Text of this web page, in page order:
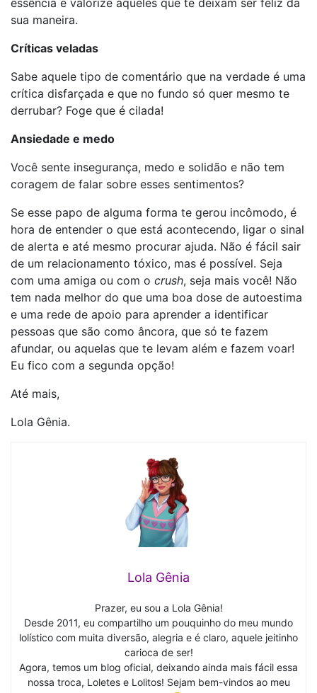
sua maneira.
Críticas veladas
Sabe aquele tipo de comentário que na verdade é uma
crítica disfarçada e que no fundo só quer mesmo te
derrubar? Foge que é cilada!
Ansiedade e medo
Você sente insegurança, medo e solidão e não tem
coragem de falar sobre esses sentimentos?
Se esse papo de alguma forma te gerou incômodo, é
hora de entender o que está acontecendo, ligar o sinal
de alerta e até mesmo procurar ajuda. Não é fácil sair
de um relacionamento tóxico, mas é possível. Seja
com uma amiga ou com o crush, seja mais você! Não
tem nada melhor do que uma boa dose de autoestima
e uma rede de apoio para aprender a identificar
pessoas que são como âncora, que só te fazem
afundar, ou aquelas que te levam além e fazem voar!
Eu fico com a segunda opção!
Até mais,
Lola Gênia.
Lola Gênia
Prazer, eu sou a Lola Gênia!
Desde 2011, eu compartilho um pouquinho do meu mundo
lolístico com muita diversão, alegria e é claro, aquele jeitinho
carioca de ser!
Agora, temos um blog oficial, deixando ainda mais fácil essa
nossa troca, Loletes e Lolitos! Sejam bem-vindos ao meu